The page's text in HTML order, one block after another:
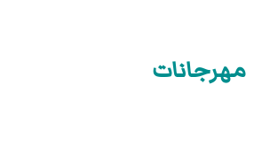
مهرجانات